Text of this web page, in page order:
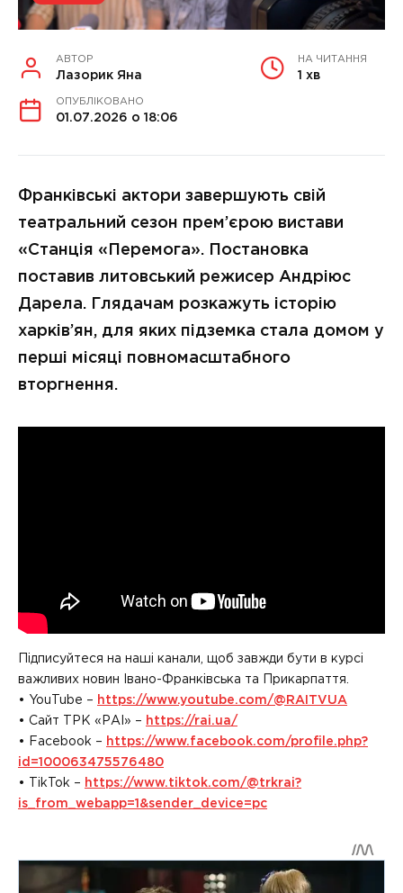
АВТОР
Лазорик Яна
НА ЧИТАННЯ
1 хв
ОПУБЛІКОВАНО
01.07.2026 о 18:06
Франківські актори завершують свій
театральний сезон прем’єрою вистави
«Станція «Перемога». Постановка
поставив литовський режисер Андріюс
Дарела. Глядачам розкажуть історію
харків’ян, для яких підземка стала домом у
перші місяці повномасштабного
вторгнення.
Підписуйтеся на наші канали, щоб завжди бути в курсі
важливих новин Івано-Франківська та Прикарпаття.
• YouTube – https://www.youtube.com/@RAITVUA
• Сайт ТРК «РАІ» – https://rai.ua/
• Facebook – https://www.facebook.com/profile.php?
id=100063475576480
• TikTok – https://www.tiktok.com/@trkrai?
is_from_webapp=1&sender_device=pc